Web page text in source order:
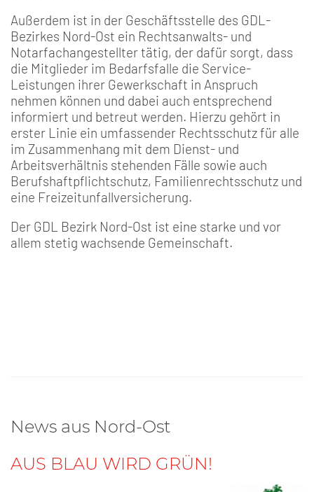
Außerdem ist in der Geschäftsstelle des GDL-
Bezirkes Nord-Ost ein Rechtsanwalts- und
Notarfachangestellter tätig, der dafür sorgt, dass
die Mitglieder im Bedarfsfalle die Service-
Leistungen ihrer Gewerkschaft in Anspruch
nehmen können und dabei auch entsprechend
informiert und betreut werden. Hierzu gehört in
erster Linie ein umfassender Rechtsschutz für alle
im Zusammenhang mit dem Dienst- und
Arbeitsverhältnis stehenden Fälle sowie auch
Berufshaftpflichtschutz, Familienrechtsschutz und
eine Freizeitunfallversicherung.
Der GDL Bezirk Nord-Ost ist eine starke und vor
allem stetig wachsende Gemeinschaft.
News aus Nord-Ost
AUS BLAU WIRD GRÜN!